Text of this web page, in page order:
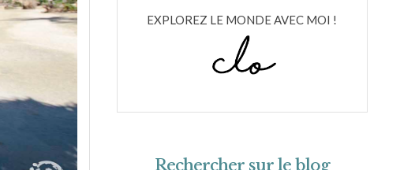
EXPLOREZ LE MONDE AVEC MOI !
Rechercher sur le blog